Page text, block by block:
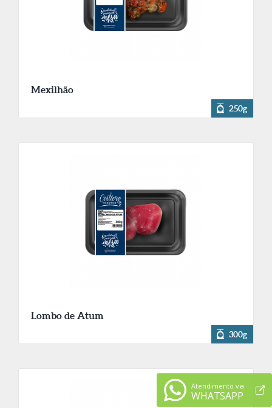
Mexilhão
250g
Lombo de Atum
300g
Atendimento via
WHATSAPP